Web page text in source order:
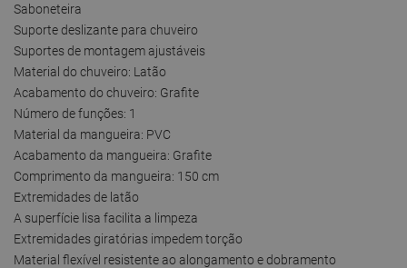
Saboneteira
Suporte deslizante para chuveiro
Suportes de montagem ajustáveis
Material do chuveiro: Latão
Acabamento do chuveiro: Grafite
Número de funções: 1
Material da mangueira: PVC
Acabamento da mangueira: Grafite
Comprimento da mangueira: 150 cm
Extremidades de latão
A superfície lisa facilita a limpeza
Extremidades giratórias impedem torção
Material flexível resistente ao alongamento e dobramento